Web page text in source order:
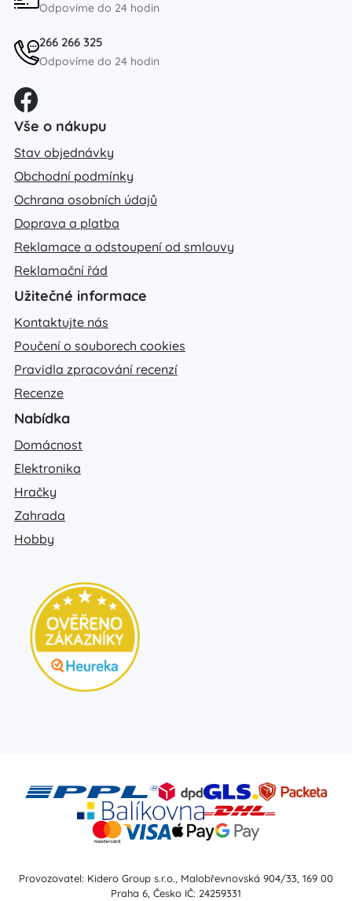
Odpovíme do 24 hodin
266 266 325
Odpovíme do 24 hodin
Vše o nákupu
Stav objednávky
Obchodní podmínky
Ochrana osobních údajů
Doprava a platba
Reklamace a odstoupení od smlouvy
Reklamační řád
Užitečné informace
Kontaktujte nás
Poučení o souborech cookies
Pravidla zpracování recenzí
Recenze
Nabídka
Domácnost
Elektronika
Hračky
Zahrada
Hobby
Provozovatel: Kidero Group s.r.o., Malobřevnovská 904/33, 169 00
Praha 6, Česko IČ: 24259331